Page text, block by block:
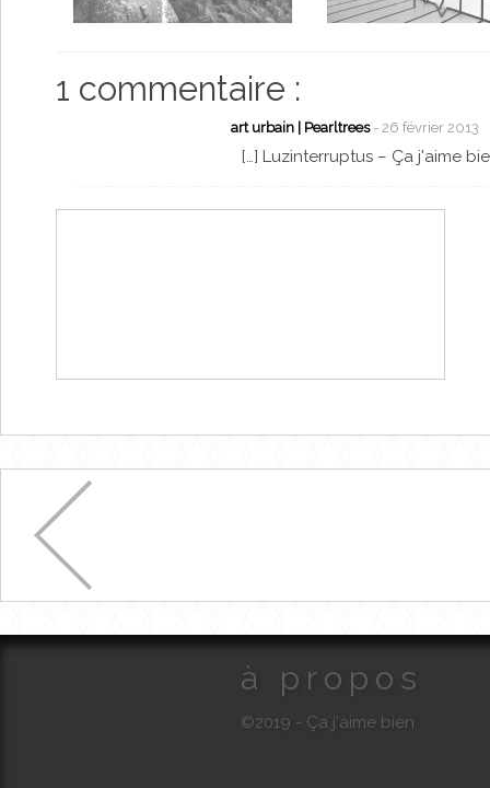
1 commentaire :
art urbain | Pearltrees - 26 février 2013
[…] Luzinterruptus – Ça j'aime
à propos
©2019 - Ça j'aime bien